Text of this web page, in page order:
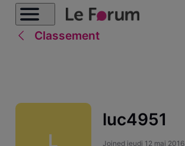
Classement
L
luc4951
Joined jeudi 12 mai 2016